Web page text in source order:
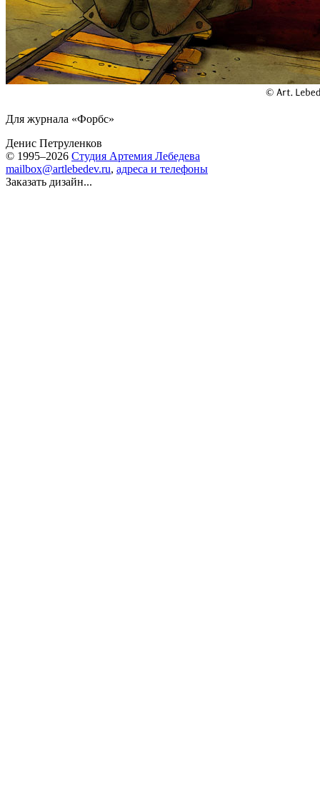
Для журнала «Форбс»
Денис Петруленков
© 1995–2026 Студия Артемия Лебедева
mailbox@artlebedev.ru, адреса и телефоны
Заказать дизайн...